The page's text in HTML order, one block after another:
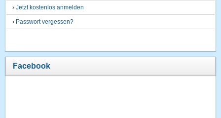
›Jetzt kostenlos anmelden
› Passwort vergessen?
Facebook